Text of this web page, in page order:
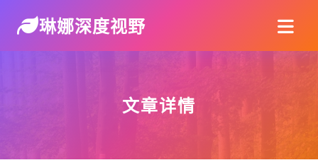
琳娜深度视野
文章详情